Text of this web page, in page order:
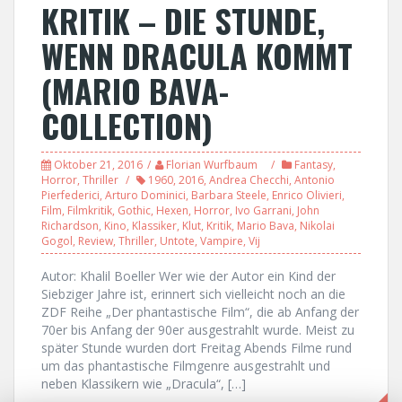
KRITIK – DIE STUNDE,
WENN DRACULA KOMMT
(MARIO BAVA-
COLLECTION)
Oktober 21, 2016 Florian Wurfbaum Fantasy,
Horror, Thriller 1960, 2016, Andrea Checchi, Antonio
Pierfederici, Arturo Dominici, Barbara Steele, Enrico Olivieri,
Film, Filmkritik, Gothic, Hexen, Horror, Ivo Garrani, John
Richardson, Kino, Klassiker, Klut, Kritik, Mario Bava, Nikolai
Gogol, Review, Thriller, Untote, Vampire, Vij
Autor: Khalil Boeller Wer wie der Autor ein Kind der
Siebziger Jahre ist, erinnert sich vielleicht noch an die
ZDF Reihe „Der phantastische Film“, die ab Anfang der
70er bis Anfang der 90er ausgestrahlt wurde. Meist zu
später Stunde wurden dort Freitag Abends Filme rund
um das phantastische Filmgenre ausgestrahlt und
neben Klassikern wie „Dracula“, […]